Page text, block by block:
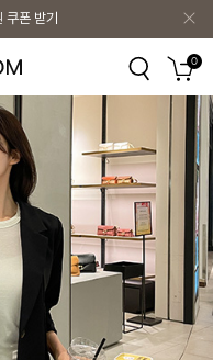
쿠폰 받기
0